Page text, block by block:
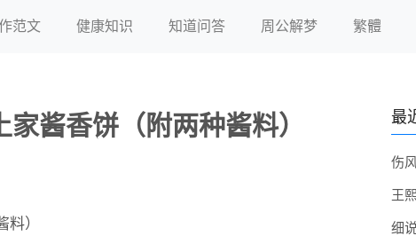
范文 健康知识 知道问答 周公解梦 繁體
酱香饼（附两种酱料）
）
最
伤
王